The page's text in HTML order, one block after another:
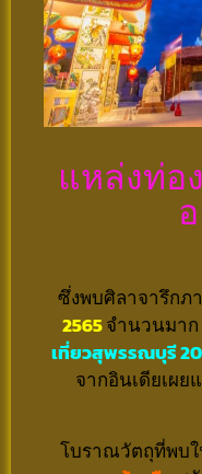
แหล่งท่อ
ซึ่งพบศิลาจารึก
2565จำนวนมา
เที่ยวสุพรรณบุรี
จากอินเดียเผ
โบราณวัตถุที่พบใ